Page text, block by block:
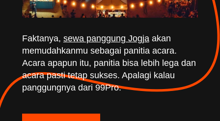
Faktanya, sewa panggung Jogjaakan
memudahkanmu sebagai panitia acara.
Acara apapun itu, panitia bisa lebih lega dan
acara pasti tetap sukses. Apalagi kalau
panggungnya dari 99Pro.